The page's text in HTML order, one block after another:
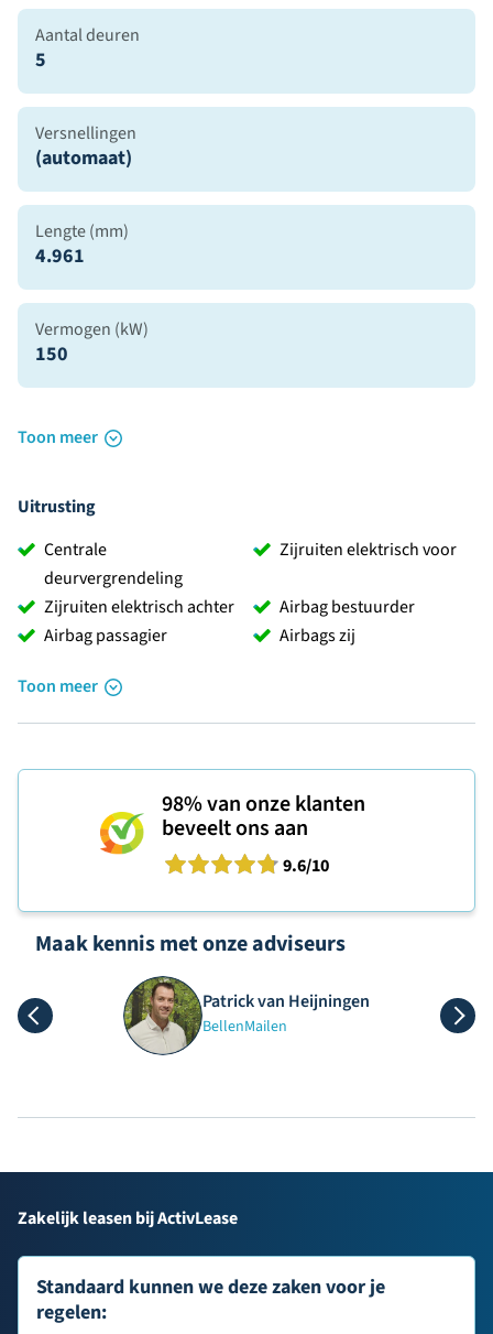
Aantal deuren
5
Versnellingen
(automaat)
Lengte (mm)
4.961
Vermogen (kW)
150
Toon meer
Uitrusting
Centrale
deurvergrendeling
Zijruiten elektrisch voor
Zijruiten elektrisch achter
Airbag bestuurder
Airbag passagier
Airbags zij
Toon meer
98%van onze klanten
beveelt ons aan
9.6/10
Maak kennis met onze adviseurs
Patrick van Heijningen
BellenMailen
Zakelijk leasen bij ActivLease
Standaard kunnen we deze zaken voor je
regelen: